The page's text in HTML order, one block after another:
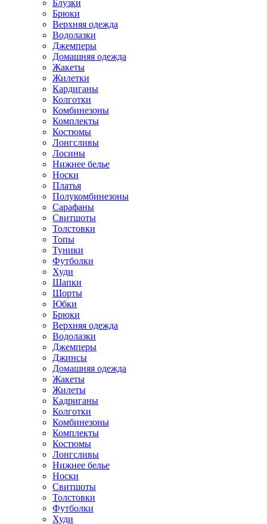
Блузки
Брюки
Верхняя одежда
Водолазки
Джемперы
Домашняя одежда
Жакеты
Жилетки
Кардиганы
Колготки
Комбинезоны
Комплекты
Костюмы
Лонгсливы
Лосины
Нижнее белье
Носки
Платья
Полукомбинезоны
Сарафаны
Свитшоты
Толстовки
Топы
Туники
Футболки
Худи
Шапки
Шорты
Юбки
Брюки
Верхняя одежда
Водолазки
Джемперы
Джинсы
Домашняя одежда
Жакеты
Жилеты
Кадриганы
Колготки
Комбинезоны
Комплекты
Костюмы
Лонгсливы
Нижнее белье
Носки
Свитшоты
Толстовки
Футболки
Худи